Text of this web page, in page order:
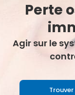
Perte
Agir sur le